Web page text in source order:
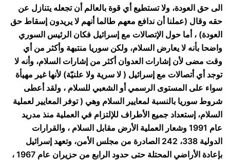
الى حق العودة، ولا تستطيع أي قوة بالعالم أن تجعله يتنازل عن
حقه وقال (عملنا أن ندافع معهم طالما أنهم لا يريدون إسقاط حق
العودة) ، أما حول الإتصالات مع إسرائيل فكان الرئيس السوري
واضحا بأنه لا يعارض السلام، ولكن سوريا منتبهة وأكثر من أي
وقت مضى لأن إشارات العدوان أكثر من إشارات السلام، وأنه لا
توجد أي أتصالات مع إسرائيل ( لا سرية ولا علنيّة) لأنها غير مهيأة
سواء على المستوى الرسمي أو الشعبي للسلام ، ولقد أعطى
شروط سوريا بالنسبة لمعايير السلام وهي ( توفر المعايير لعملية
السلام، إستعداد جميع الأطراف للإلتزام في العملية منذ مدريد
عام 1991 وشعار العملية الأرض مقابل السلام ، والقرارات
الدولية 338، 242 الصادرة من مجلس الأمن، وتعهد إسرائيل
بإعادة الأراضي المحتلة حتى حدود الرابع من حزيران عام 1967 ،